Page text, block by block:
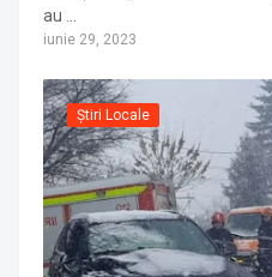
au …
iunie 29, 2023
Știri Locale